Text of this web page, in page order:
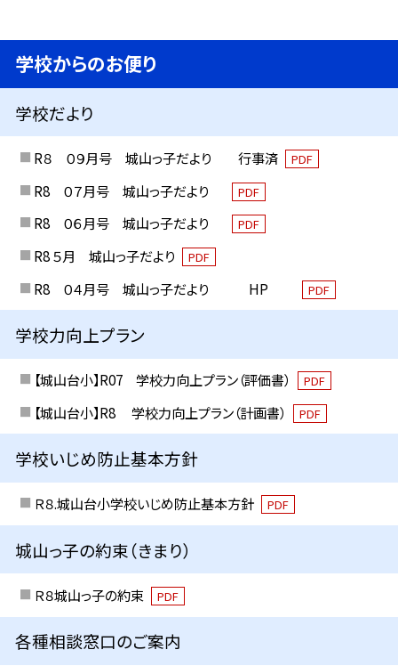
学校からのお便り
学校だより
R８ ０９月号 城山っ子だより 行事済 PDF
R8 ０７月号 城山っ子だより PDF
R8 ０６月号 城山っ子だより PDF
R8 ５月 城山っ子だより PDF
R8 ０４月号 城山っ子だより HP PDF
学校力向上プラン
【城山台小】R07 学校力向上プラン（評価書） PDF
【城山台小】R8 学校力向上プラン（計画書） PDF
学校いじめ防止基本方針
Ｒ８.城山台小学校いじめ防止基本方針 PDF
城山っ子の約束（きまり）
Ｒ８城山っ子の約束 PDF
各種相談窓口のご案内